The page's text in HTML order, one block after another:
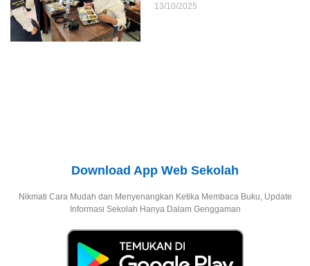
13/10/2025
Download App Web Sekolah
Nikmati Cara Mudah dan Menyenangkan Ketika Membaca Buku, Update
Informasi Sekolah Hanya Dalam Genggaman